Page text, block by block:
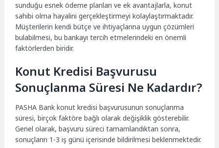
sunduğu esnek ödeme planları ve ek avantajlarla, konut
sahibi olma hayalini gerçekleştirmeyi kolaylaştırmaktadır.
Müşterilerin kendi bütçe ve ihtiyaçlarına uygun çözümleri
bulabilmesi, bu bankayı tercih etmelerindeki en önemli
faktörlerden biridir.
Konut Kredisi Başvurusu
Sonuçlanma Süresi Ne Kadardır?
PASHA Bank konut kredisi başvurusunun sonuçlanma
süresi, birçok faktöre bağlı olarak değişiklik gösterebilir.
Genel olarak, başvuru süreci tamamlandıktan sonra,
sonuçların 1-3 iş günü içerisinde bildirilmesi beklenmektedir.